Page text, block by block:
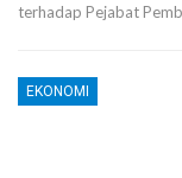
terhadap Pejabat
EKONOMI